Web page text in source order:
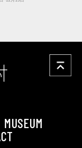
MUSEUM